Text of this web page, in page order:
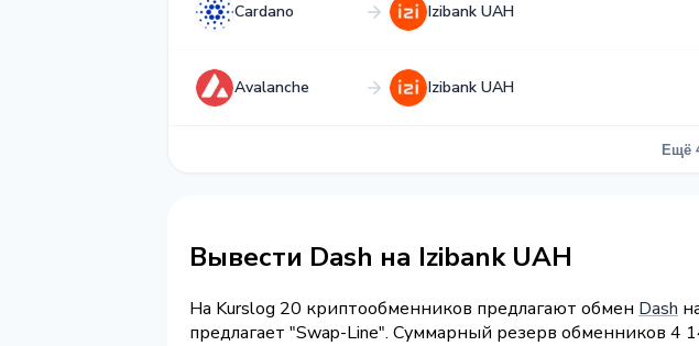
Cardano Izibank UAH
Avalanche Izibank UAH
Ещё
Вывести Dash на Izibank UAH
На Kurslog 20 криптообменников предлагают обмен Dash
предлагает "Swap-Line". Суммарный резерв обменников 4